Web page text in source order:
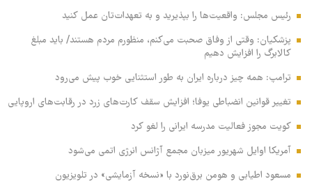
رئیس مجلس: واقعیت‌ها را بپذیرید و به تعهدات‌تان عمل کنید
پزشکیان: وقتی از وفاق صحبت می‌کنم، منظورم مردم هستند/ باید مبلغ
کالابرگ را افزایش دهیم
ترامپ: همه چیز درباره ایران به طور استثنایی خوب پیش می‌رود
تغییر قوانین انضباطی یوفا؛ افزایش سقف کارت‌های زرد در رقابت‌های اروپایی
کویت مجوز فعالیت مدرسه ایرانی را لغو کرد
آمریکا اوایل شهریور میزبان مجمع آژانس انرژی اتمی می‌شود
مسعود اطیابی و هومن برق‌نورد با «نسخه آزمایشی» در تلویزیون